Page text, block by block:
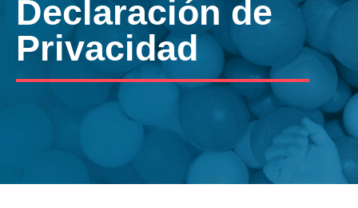
Declaración de
Privacidad